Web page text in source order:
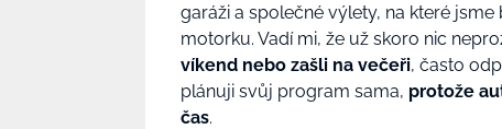
garáži a společné výlety, na které
motorku. Vadí mi, že už skoro nic
víkend nebo zašli na večeři, často
plánuji svůj program sama, protože
čas.